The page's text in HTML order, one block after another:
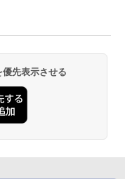
先表示させる